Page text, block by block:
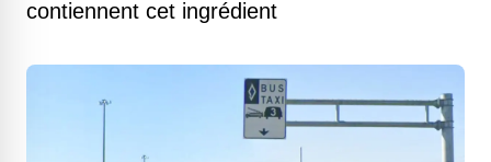
contiennent cet ingrédient